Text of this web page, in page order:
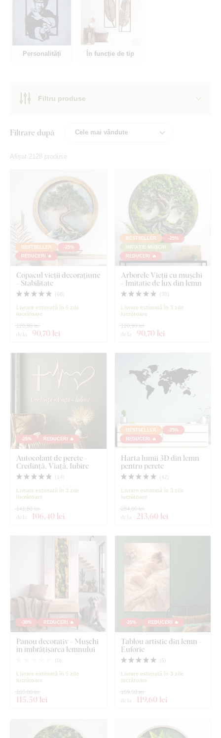
Personalități În funcție de tip
Filtru produse
Filtrare după
Afișat 2128 produse
BESTSELLER
-25%
REDUCERI 🔥
Copacul vieții decorațiune
- Stabilitate
( 68 )
Livrare estimată în 5 zile
lucrătoare
de la 90,70 lei
120,90 lei
BESTSELLER
-25%
IMITAȚIE MUȘCHI
REDUCERI 🔥
Arborele Vieții cu mușchi
- Imitatie de lux din lemn
( 38 )
Livrare estimată în 3 zile
lucrătoare
de la 90,70 lei
120,90 lei
-25% REDUCERI 🔥
Autocolant de perete -
Credință, Viață, Iubire
( 14 )
Livrare estimată în 3 zile
lucrătoare
de la 106,40 lei
141,80 lei
BESTSELLER
-25%
REDUCERI 🔥
Harta lumii 3D din lemn
pentru perete
( 42)
Livrare estimată în 3 zile
lucrătoare
de la 213,60 lei
284,80 lei
-30% REDUCERI 🔥
Panou decorativ - Mușchi
în îmbrățișarea lemnului
( 0)
Livrare estimată în 5 zile
lucrătoare
115,50 lei
165,00 lei
-25% REDUCERI 🔥
Tablou artistic din lemn -
Euforie
( 5)
Livrare estimată în 3 zile
lucrătoare
de la 119,60 lei
159,50 lei